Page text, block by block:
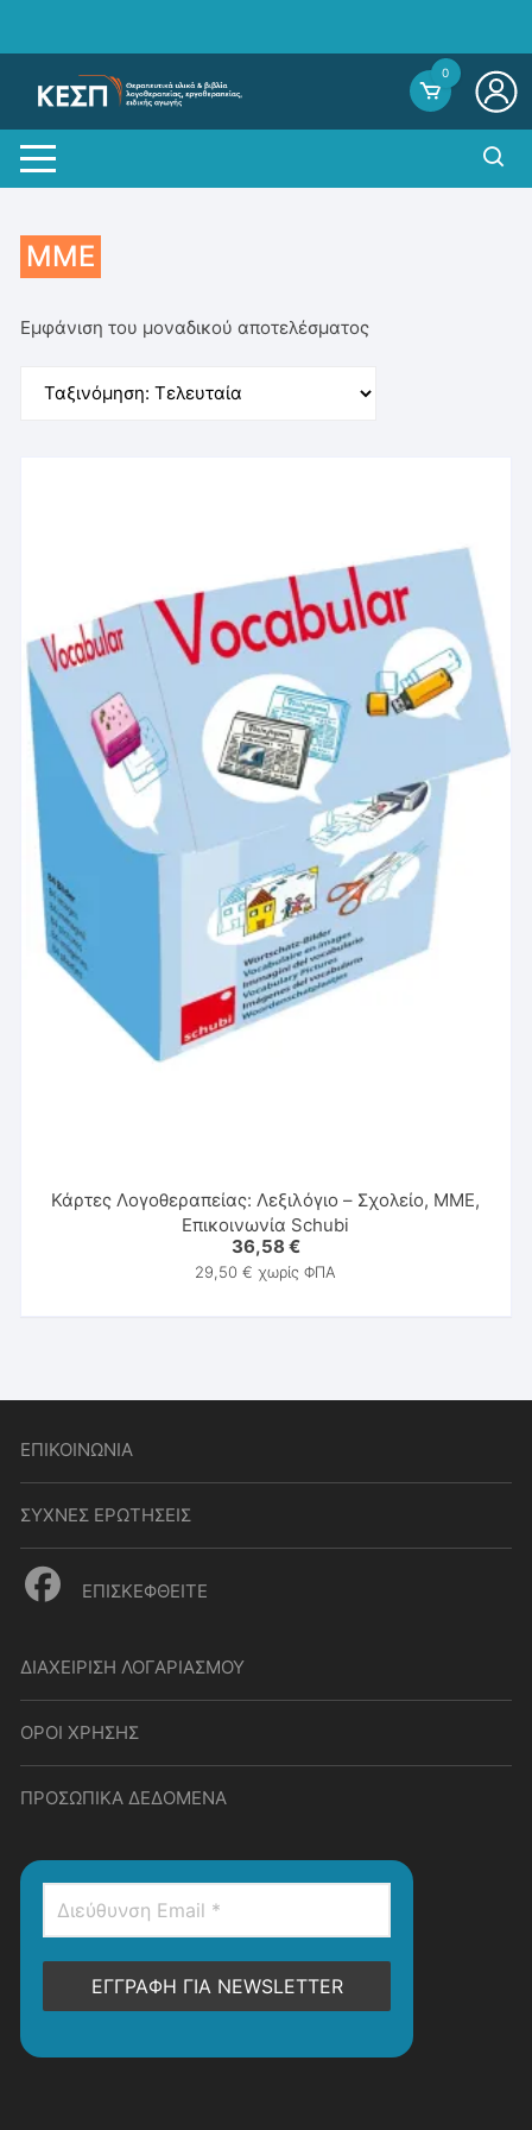
0
ΜΜΕ
Εμφάνιση του μοναδικού αποτελέσματος
Κάρτες Λογοθεραπείας: Λεξιλόγιο – Σχολείο, ΜΜΕ,
Επικοινωνία Schubi
36,58 €
29,50€ χωρίς ΦΠΑ
ΕΠΙΚΟΙΝΩΝΙΑ
ΣΥΧΝΕΣ ΕΡΩΤΗΣΕΙΣ
ΕΠΙΣΚΕΦΘΕΙΤΕ
ΔΙΑΧΕΙΡΙΣΗ ΛΟΓΑΡΙΑΣΜΟΥ
ΟΡΟΙ ΧΡΗΣΗΣ
ΠΡΟΣΩΠΙΚΑ ΔΕΔΟΜΕΝΑ